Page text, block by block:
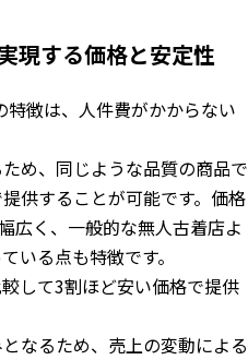
現する価格と安定性
特徴は、人件費がかからない
め、同じような品質の商品で
供することが可能です。価格
広く、一般的な無人古着店よ
いる点も特徴です。
して3割ほど安い価格で提供
なるため、売上の変動による